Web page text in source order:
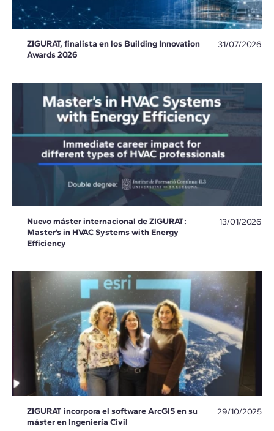
ZIGURAT, finalista en los Building Innovation
Awards 2026
31/07/2026
Nuevo máster internacional de ZIGURAT:
Master’s in HVAC Systems with Energy
Efficiency
13/01/2026
ZIGURAT incorpora el software ArcGIS en su
máster en Ingeniería Civil
29/10/2025